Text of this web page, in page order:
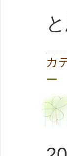
カ
ー